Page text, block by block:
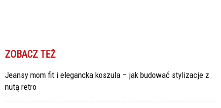
ZOBACZ TEŻ
Jeansy mom fit i elegancka koszula – jak budować stylizacje z
nutą retro